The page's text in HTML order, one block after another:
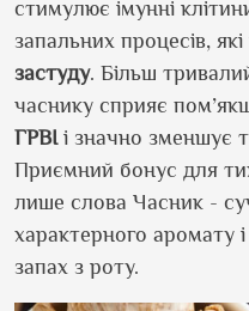
стимулює імунні
запальних процесів,
застуду. Більш
часнику сприяє
ГРВІі значно зменшує
Приємний бонус для
лише слова Часник -
характерного аромату
запах з роту.